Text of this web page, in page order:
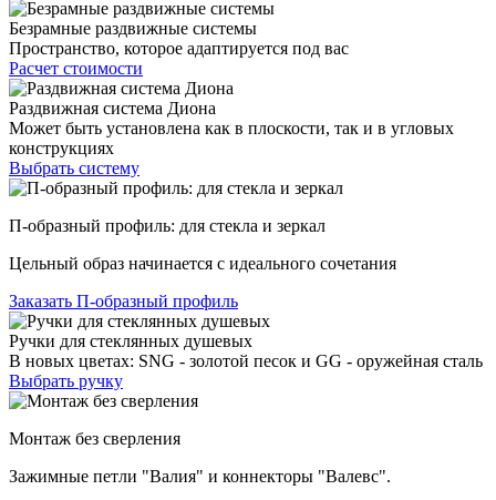
Безрамные раздвижные системы
Пространство, которое адаптируется под вас
Расчет стоимости
Раздвижная система Диона
Может быть установлена как в плоскости, так и в угловых
конструкциях
Выбрать систему
П-образный профиль: для стекла и зеркал
Цельный образ начинается с идеального сочетания
Заказать П-образный профиль
Ручки для стеклянных душевых
В новых цветах: SNG - золотой песок и GG - оружейная сталь
Выбрать ручку
Монтаж без сверления
Зажимные петли "Валия" и коннекторы "Валевс".